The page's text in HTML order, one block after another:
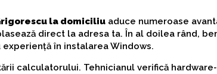
la domiciliu aduce numeroase
direct la adresa ta. În al doilea rând,
în instalarea Windows.
calculatorului. Tehnicianul verifică